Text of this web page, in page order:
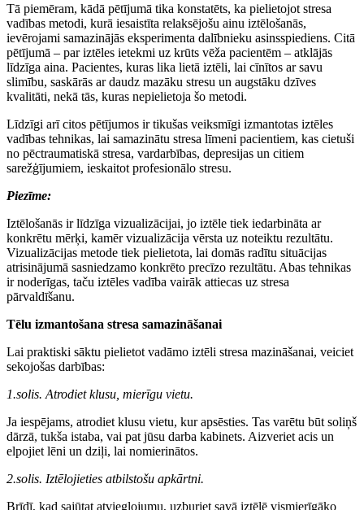
Tā piemēram, kādā pētījumā tika konstatēts, ka pielietojot stresa
vadības metodi, kurā iesaistīta relaksējošu ainu iztēlošanās,
ievērojami samazinājās eksperimenta dalībnieku asinsspiediens. Citā
pētījumā – par iztēles ietekmi uz krūts vēža pacientēm – atklājās
līdzīga aina. Pacientes, kuras lika lietā iztēli, lai cīnītos ar savu
slimību, saskārās ar daudz mazāku stresu un augstāku dzīves
kvalitāti, nekā tās, kuras nepielietoja šo metodi.
Līdzīgi arī citos pētījumos ir tikušas veiksmīgi izmantotas iztēles
vadības tehnikas, lai samazinātu stresa līmeni pacientiem, kas cietuši
no pēctraumatiskā stresa, vardarbības, depresijas un citiem
sarežģījumiem, ieskaitot profesionālo stresu.
Piezīme:
Iztēlošanās ir līdzīga vizualizācijai, jo iztēle tiek iedarbināta ar
konkrētu mērķi, kamēr vizualizācija vērsta uz noteiktu rezultātu.
Vizualizācijas metode tiek pielietota, lai domās radītu situācijas
atrisinājumā sasniedzamo konkrēto precīzo rezultātu. Abas tehnikas
ir noderīgas, taču iztēles vadība vairāk attiecas uz stresa
pārvaldīšanu.
Tēlu izmantošana stresa samazināšanai
Lai praktiski sāktu pielietot vadāmo iztēli stresa mazināšanai, veiciet
sekojošas darbības:
1.solis. Atrodiet klusu, mierīgu vietu.
Ja iespējams, atrodiet klusu vietu, kur apsēsties. Tas varētu būt soliņš
dārzā, tukša istaba, vai pat jūsu darba kabinets. Aizveriet acis un
elpojiet lēni un dziļi, lai nomierinātos.
2.solis. Iztēlojieties atbilstošu apkārtni.
Brīdī, kad sajūtat atvieglojumu, uzburiet savā iztēlē vismierīgāko